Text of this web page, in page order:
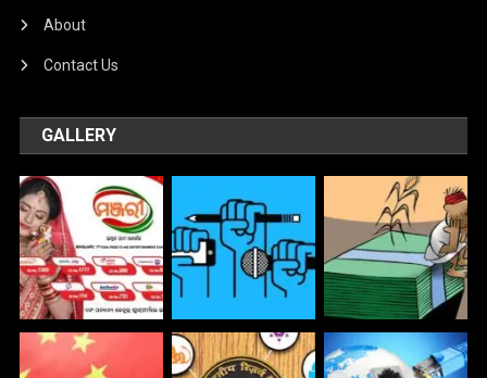
About
Contact Us
GALLERY